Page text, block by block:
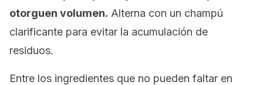
otorguen volumen. Alterna con un champú
clarificante para evitar la acumulación de
residuos.
Entre los ingredientes que no pueden faltar en